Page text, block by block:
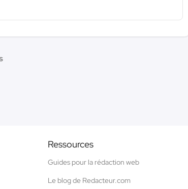
Ressources
Guides pour la rédaction web
Le blog de Redacteur.com